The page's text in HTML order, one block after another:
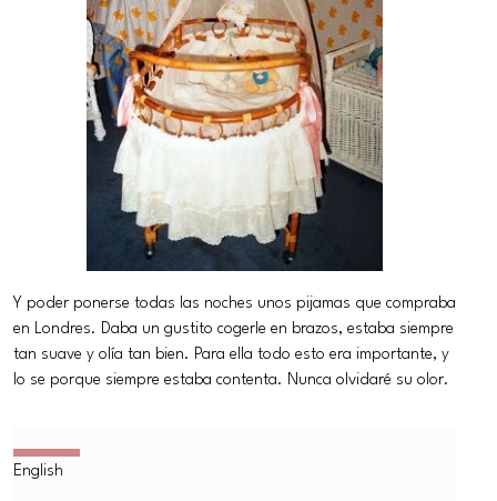
Y poder ponerse todas las noches unos pijamas que compraba
en Londres. Daba un gustito cogerle en brazos, estaba siempre
tan suave y olía tan bien. Para ella todo esto era importante, y
lo se porque siempre estaba contenta. Nunca olvidaré su olor.